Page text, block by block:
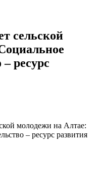
сельской
ресурс
молодежи на Алтае:
– ресурс развития